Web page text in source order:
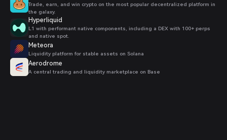
Trade, earn, and win crypto on the most popular decentralized platform in
the galaxy.
Hyperliquid
L1 with performant native components, including a DEX with 100+ perps
and native spot.
Meteora
Liquidity platform for stable assets on Solana
Aerodrome
A central trading and liquidity marketplace on Base